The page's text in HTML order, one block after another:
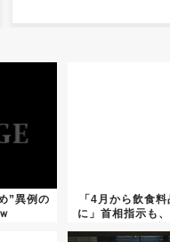
”異例の
「4月から飲食
に」首相指示も